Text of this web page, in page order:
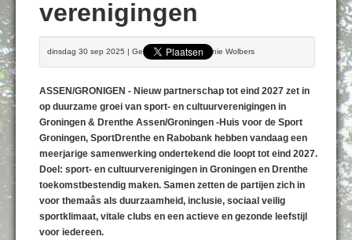
verenigingen
dinsdag 30 sep 2025 | Geschreven door Bennie Wolbers
ASSEN/GRONIGEN - Nieuw partnerschap tot eind 2027 zet in
op duurzame groei van sport- en cultuurverenigingen in
Groningen & Drenthe Assen/Groningen -Huis voor de Sport
Groningen, SportDrenthe en Rabobank hebben vandaag een
meerjarige samenwerking ondertekend die loopt tot eind 2027.
Doel: sport- en cultuurverenigingen in Groningen en Drenthe
toekomstbestendig maken. Samen zetten de partijen zich in
voor themaâs als duurzaamheid, inclusie, sociaal veilig
sportklimaat, vitale clubs en een actieve en gezonde leefstijl
voor iedereen.